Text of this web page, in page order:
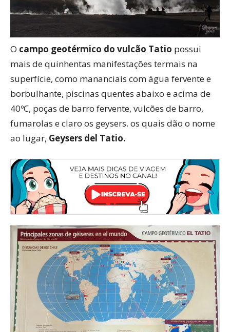
O campo geotérmico do vulcão Tatio possui
mais de quinhentas manifestações termais na
superfície, como mananciais com água fervente e
borbulhante, piscinas quentes abaixo e acima de
40ºC, poças de barro fervente, vulcões de barro,
fumarolas e claro os geysers. os quais dão o nome
ao lugar, Geysers del Tatio.